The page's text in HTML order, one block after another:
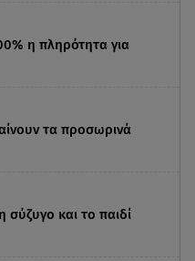
η πληρότητα για
τα προσωρινά
σύζυγο και το παιδί